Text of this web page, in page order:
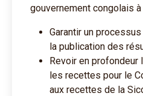
gouvernement congolais à
Garantir un
la publication des
Revoir en profondeur
les recettes pour le
aux recettes de la